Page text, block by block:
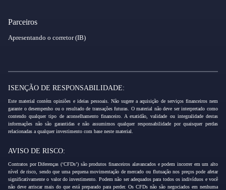
Parceiros
Apresentando o corretor (IB)
ISENÇÃO DE RESPONSABILIDADE:
Este material contém opiniões e ideias pessoais. Não sugere a aquisição de serviços financeiros nem
garante o desempenho ou o resultado de transações futuras. O material não deve ser interpretado como
contendo qualquer tipo de aconselhamento financeiro. A exatidão, validade ou integralidade destas
informações não são garantidas e não assumimos qualquer responsabilidade por quaisquer perdas
relacionadas a qualquer investimento com base neste material.
AVISO DE RISCO:
Contratos por Diferenças (‘CFDs’) são produtos financeiros alavancados e podem incorrer em um alto
nível de risco, sendo que uma pequena movimentação de mercado ou flutuação nos preços pode afetar
significativamente o valor do investimento. Podem não ser adequados para todos os indivíduos e você
não deve arriscar mais do que está preparado para perder. Os CFDs não são negociados em nenhuma